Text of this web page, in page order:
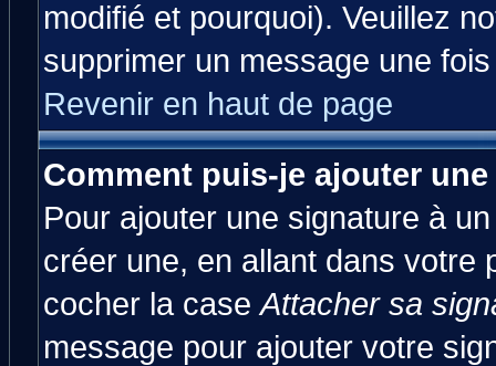
modifié et pourquoi). Veuillez
supprimer un message une
Revenir en haut de page
Comment puis-je ajouter
Pour ajouter une signature à
créer une, en allant dans votre
cocher la caseAttacher sa
message pour ajouter votre